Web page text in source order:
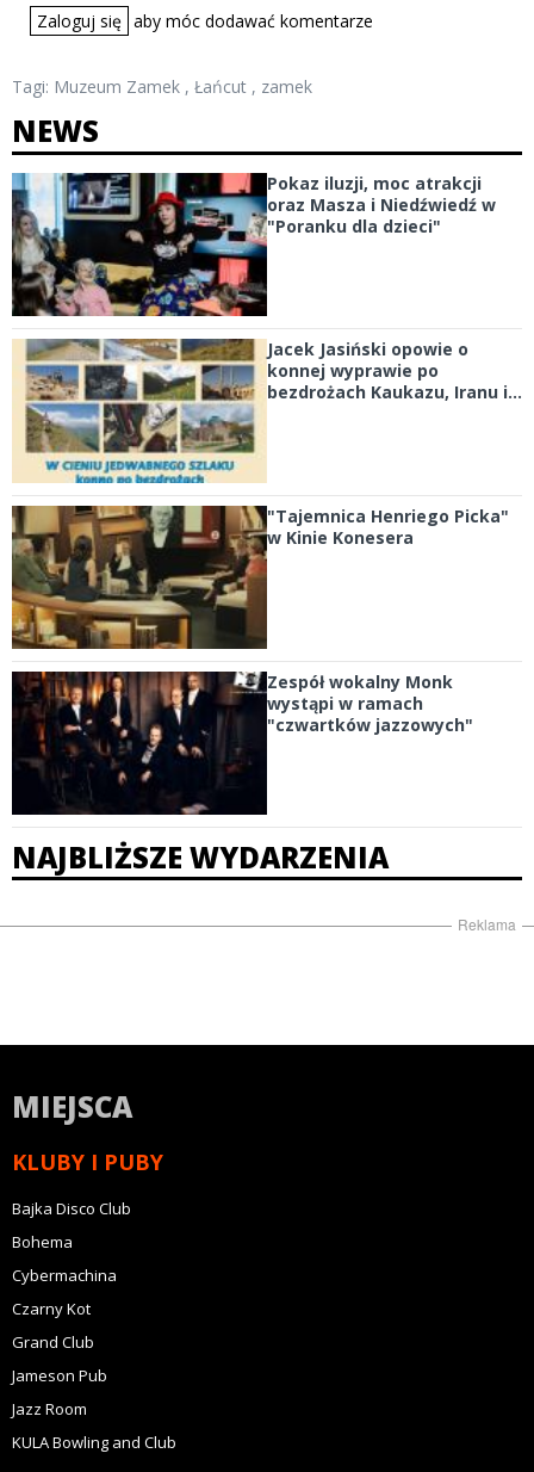
Zaloguj się aby móc dodawać komentarze
Tagi: Muzeum Zamek , Łańcut , zamek
NEWS
Pokaz iluzji, moc atrakcji
oraz Masza i Niedźwiedź w
"Poranku dla dzieci"
Jacek Jasiński opowie o
konnej wyprawie po
bezdrożach Kaukazu, Iranu i...
"Tajemnica Henriego Picka"
w Kinie Konesera
Zespół wokalny Monk
wystąpi w ramach
"czwartków jazzowych"
NAJBLIŻSZE WYDARZENIA
Reklama
MIEJSCA
KLUBY I PUBY
Bajka Disco Club
Bohema
Cybermachina
Czarny Kot
Grand Club
Jameson Pub
Jazz Room
KULA Bowling and Club